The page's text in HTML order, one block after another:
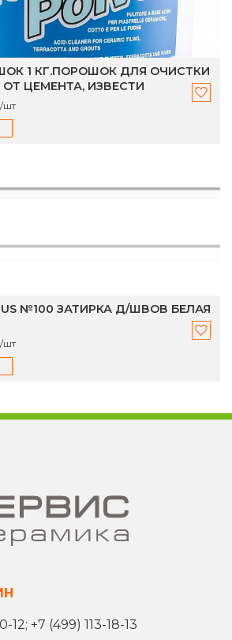
1 КГ.ПОРОШОК ДЛЯ ОЧИСТКИ
ЦЕМЕНТА, ИЗВЕСТИ
/шт
№100 ЗАТИРКА Д/ШВОВ БЕЛАЯ
/шт
12; +7 (499) 113-18-13